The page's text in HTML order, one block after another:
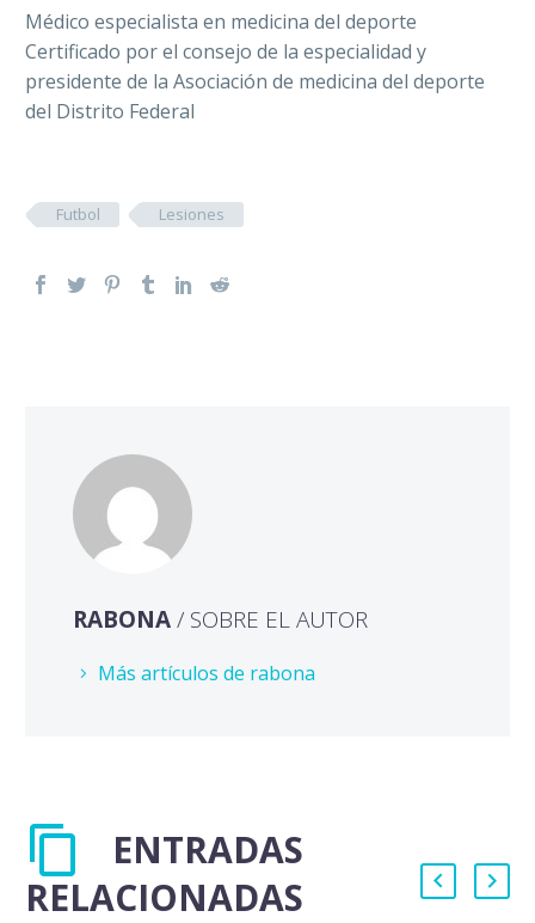
Médico especialista en medicina del deporte
Certificado por el consejo de la especialidad y
presidente de la Asociación de medicina del deporte
del Distrito Federal
Futbol Lesiones
RABONA/ SOBRE EL AUTOR
Más artículos de rabona
ENTRADAS
RELACIONADAS